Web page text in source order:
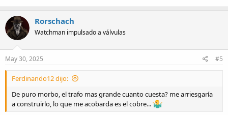
Rorschach
Watchman impulsado a válvulas
May 30, 2025 #5
Ferdinando12 dijo:
De puro morbo, el trafo mas grande cuanto cuesta? me arriesgaría
a construirlo, lo que me acobarda es el cobre...